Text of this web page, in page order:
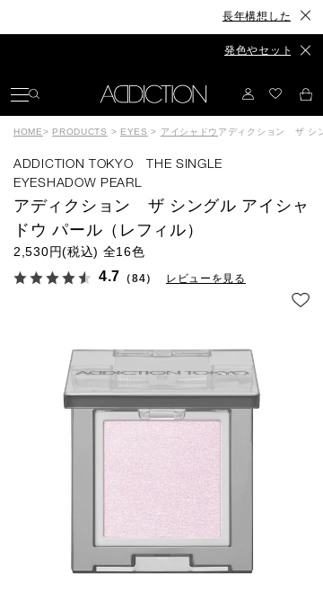
長年構想したスキン
発色やセット力、カ
HOME> PRODUCTS > EYES > アイシャドウ アディクション ザ シ
ADDICTION TOKYO THE SINGLE
EYESHADOW PEARL
アディクション ザ シングル アイシャ
ドウ パール（レフィル）
2,530円(税込) 全16色
4.7 （84） レビューを見る